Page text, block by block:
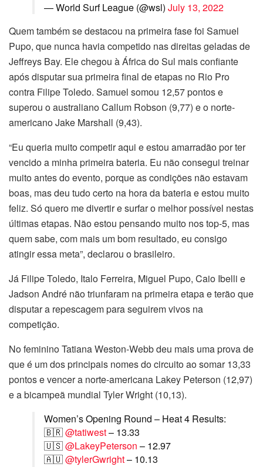
— World Surf League (@wsl) July 13, 2022
Quem também se destacou na primeira fase foi Samuel
Pupo, que nunca havia competido nas direitas geladas de
Jeffreys Bay. Ele chegou à África do Sul mais confiante
após disputar sua primeira final de etapas no Rio Pro
contra Filipe Toledo. Samuel somou 12,57 pontos e
superou o australiano Callum Robson (9,77) e o norte-
americano Jake Marshall (9,43).
“Eu queria muito competir aqui e estou amarradão por ter
vencido a minha primeira bateria. Eu não consegui treinar
muito antes do evento, porque as condições não estavam
boas, mas deu tudo certo na hora da bateria e estou muito
feliz. Só quero me divertir e surfar o melhor possível nestas
últimas etapas. Não estou pensando muito nos top-5, mas
quem sabe, com mais um bom resultado, eu consigo
atingir essa meta”, declarou o brasileiro.
Já Filipe Toledo, Italo Ferreira, Miguel Pupo, Caio Ibelli e
Jadson André não triunfaram na primeira etapa e terão que
disputar a repescagem para seguirem vivos na
competição.
No feminino Tatiana Weston-Webb deu mais uma prova de
que é um dos principais nomes do circuito ao somar 13,33
pontos e vencer a norte-americana Lakey Peterson (12,97)
e a bicampeã mundial Tyler Wright (10,13).
Women’s Opening Round – Heat 4 Results:
🇧🇷@tatiwest– 13.33
🇺🇸@LakeyPeterson – 12.97
🇦🇺@tylerGwright– 10.13